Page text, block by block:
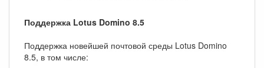
Поддержка Lotus Domino 8.5
Поддержка новейшей почтовой среды Lotus Domino
8.5, в том числе: